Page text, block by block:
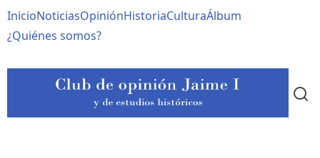
al
contenido
Navegación
principal
InicioNoticiasOpiniónHistoriaCulturaÁlbum
¿Quiénes somos?